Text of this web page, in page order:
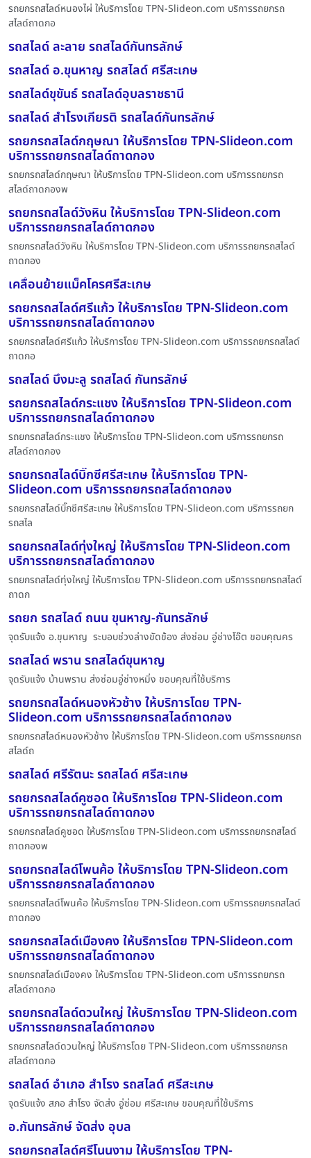
รถยกรถสไลด์หนองไผ่ ให้บริการโดย TPN-Slideon.com บริการรถยกรถ
สไลด์ถาดกอ
รถสไลด์ ละลาย รถสไลด์กันทรลักษ์
รถสไลด์ อ.ขุนหาญ รถสไลด์ ศรีสะเกษ
รถสไลด์ขุขันธ์ รถสไลด์อุบลราชธานี
รถสไลด์ สำโรงเกียรติ รถสไลด์กันทรลักษ์
รถยกรถสไลด์กฤษณา ให้บริการโดย TPN-Slideon.com
บริการรถยกรถสไลด์ถาดกอง
รถยกรถสไลด์กฤษณา ให้บริการโดย TPN-Slideon.com บริการรถยกรถ
สไลด์ถาดกองพ
รถยกรถสไลด์วังหิน ให้บริการโดย TPN-Slideon.com
บริการรถยกรถสไลด์ถาดกอง
รถยกรถสไลด์วังหิน ให้บริการโดย TPN-Slideon.com บริการรถยกรถสไลด์
ถาดกอง
เคลื่อนย้ายแม็คโครศรีสะเกษ
รถยกรถสไลด์ศรีแก้ว ให้บริการโดย TPN-Slideon.com
บริการรถยกรถสไลด์ถาดกอง
รถยกรถสไลด์ศรีแก้ว ให้บริการโดย TPN-Slideon.com บริการรถยกรถสไลด์
ถาดกอ
รถสไลด์ บึงมะลู รถสไลด์ กันทรลักษ์
รถยกรถสไลด์กระแชง ให้บริการโดย TPN-Slideon.com
บริการรถยกรถสไลด์ถาดกอง
รถยกรถสไลด์กระแชง ให้บริการโดย TPN-Slideon.com บริการรถยกรถ
สไลด์ถาดกอง
รถยกรถสไลด์บิ๊กซีศรีสะเกษ ให้บริการโดย TPN-
Slideon.com บริการรถยกรถสไลด์ถาดกอง
รถยกรถสไลด์บิ๊กซีศรีสะเกษ ให้บริการโดย TPN-Slideon.com บริการรถยก
รถสไล
รถยกรถสไลด์ทุ่งใหญ่ ให้บริการโดย TPN-Slideon.com
บริการรถยกรถสไลด์ถาดกอง
รถยกรถสไลด์ทุ่งใหญ่ ให้บริการโดย TPN-Slideon.com บริการรถยกรถสไลด์
ถาดก
รถยก รถสไลด์ ถนน ขุนหาญ-กันทรลักษ์
จุดรับแจ้ง อ.ขุนหาญ ระบอบช่วงล่างขัดข้อง ส่งซ่อม อู่ช่างโอ๊ต ขอบคุณคร
รถสไลด์ พราน รถสไลด์ขุนหาญ
จุดรับแจ้ง บ้านพราน ส่งซ่อมอู่ช่างหมิ่ง ขอบคุณที่ใช้บริการ
รถยกรถสไลด์หนองหัวช้าง ให้บริการโดย TPN-
Slideon.com บริการรถยกรถสไลด์ถาดกอง
รถยกรถสไลด์หนองหัวช้าง ให้บริการโดย TPN-Slideon.com บริการรถยกรถ
สไลด์ถ
รถสไลด์ ศรีรัตนะ รถสไลด์ ศรีสะเกษ
รถยกรถสไลด์คูซอด ให้บริการโดย TPN-Slideon.com
บริการรถยกรถสไลด์ถาดกอง
รถยกรถสไลด์คูซอด ให้บริการโดย TPN-Slideon.com บริการรถยกรถสไลด์
ถาดกองพ
รถยกรถสไลด์โพนค้อ ให้บริการโดย TPN-Slideon.com
บริการรถยกรถสไลด์ถาดกอง
รถยกรถสไลด์โพนค้อ ให้บริการโดย TPN-Slideon.com บริการรถยกรถสไลด์
ถาดกอง
รถยกรถสไลด์เมืองคง ให้บริการโดย TPN-Slideon.com
บริการรถยกรถสไลด์ถาดกอง
รถยกรถสไลด์เมืองคง ให้บริการโดย TPN-Slideon.com บริการรถยกรถ
สไลด์ถาดกอ
รถยกรถสไลด์ดวนใหญ่ ให้บริการโดย TPN-Slideon.com
บริการรถยกรถสไลด์ถาดกอง
รถยกรถสไลด์ดวนใหญ่ ให้บริการโดย TPN-Slideon.com บริการรถยกรถ
สไลด์ถาดกอ
รถสไลด์ อำเภอ สำโรง รถสไลด์ ศรีสะเกษ
จุดรับแจ้ง สภอ สำโรง จัดส่ง อู่ซ่อม ศรีสะเกษ ขอบคุณที่ใช้บริการ
อ.กันทรลักษ์ จัดส่ง อุบล
รถยกรถสไลด์ศรีโนนงาม ให้บริการโดย TPN-